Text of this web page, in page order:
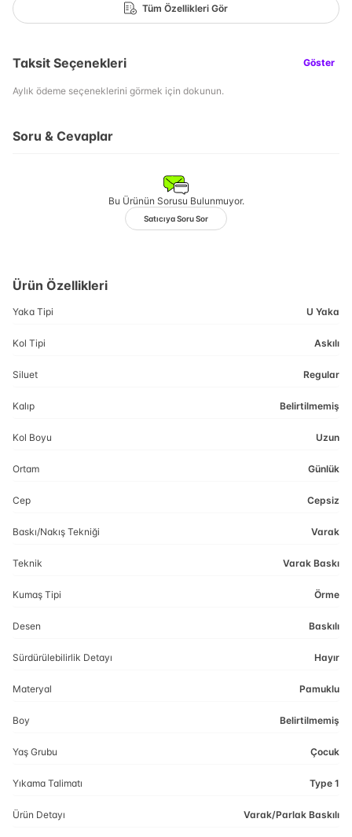
Tüm Özellikleri Gör
Taksit Seçenekleri Göster
Aylık ödeme seçeneklerini görmek için dokunun.
Soru & Cevaplar
Bu Ürünün Sorusu Bulunmuyor.
Satıcıya Soru Sor
Ürün Özellikleri
Yaka Tipi U Yaka
Kol Tipi Askılı
Siluet Regular
Kalıp Belirtilmemiş
Kol Boyu Uzun
Ortam Günlük
Cep Cepsiz
Baskı/Nakış Tekniği Varak
Teknik Varak Baskı
Kumaş Tipi Örme
Desen Baskılı
Sürdürülebilirlik Detayı Hayır
Materyal Pamuklu
Boy Belirtilmemiş
Yaş Grubu Çocuk
Yıkama Talimatı Type 1
Ürün Detayı Varak/Parlak Baskılı